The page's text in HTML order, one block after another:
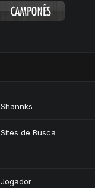
Shannks
Sites de Busca
Jogador